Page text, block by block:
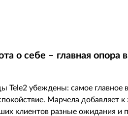
о себе – главная
Tele2 убеждены: самое главное
Марчела добавляет
клиентов разные ожидания и